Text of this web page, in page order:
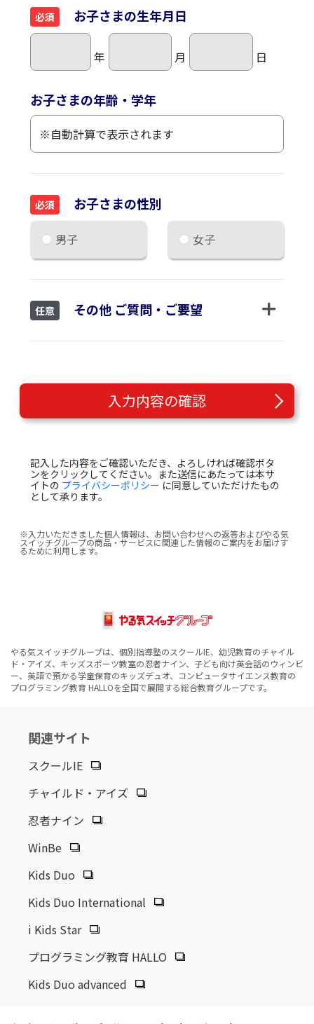
必須 お子さまの生年月日
年 月 日
お子さまの年齢・学年
必須 お子さまの性別
男子 女子
任意 その他 ご質問・ご要望
入力内容の確認
記入した内容をご確認いただき、よろしければ確認ボタ
ンをクリックしてください。また送信にあたっては本サ
イトの プライバシーポリシー に同意していただけたもの
として承ります。
※入力いただきました個人情報は、お問い合わせへの返答およびやる気
スイッチグループの商品・サービスに関連した情報のご案内をお届けす
るために利用します。
やる気スイッチグループは、個別指導塾のスクールIE、幼児教育のチャイル
ド・アイズ、キッズスポーツ教室の忍者ナイン、子ども向け英会話のウィンビ
ー、英語で預かる学童保育のキッズデュオ、コンピュータサイエンス教育の
プログラミング教育 HALLOを全国で展開する総合教育グループです。
関連サイト
スクールIE
チャイルド・アイズ
忍者ナイン
WinBe
Kids Duo
Kids Duo International
i Kids Star
プログラミング教育 HALLO
Kids Duo advanced